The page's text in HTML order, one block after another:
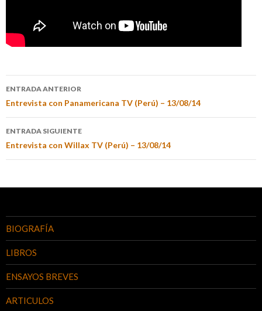
ENTRADA ANTERIOR
Entrevista con Panamericana TV (Perú) – 13/08/14
ENTRADA SIGUIENTE
Entrevista con Willax TV (Perú) – 13/08/14
BIOGRAFÍA
LIBROS
ENSAYOS BREVES
ARTICULOS